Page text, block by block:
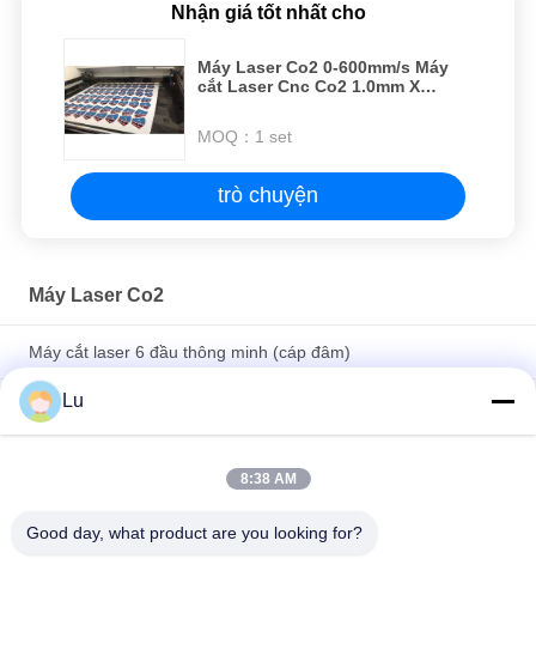
Nhận giá tốt nhất cho
Máy Laser Co2 0-600mm/s Máy
cắt Laser Cnc Co2 1.0mm X
MOQ： 1 set
trò chuyện
Máy Laser Co2
Máy cắt laser 6 đầu thông minh (cáp đâm)
Máy cắt và khắc laser 220v Co2 Máy cắt laser 100 Watt
Lu
8:38 AM
Good day, what product are you looking for?